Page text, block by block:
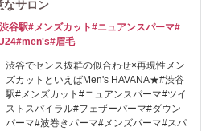
なサロン
谷駅#メンズカット#ニュアンスパーマ#
眉毛
渋谷でセンス抜群の似合わせ×再現性メン
ズカットといえばMen's HAVANA★#渋谷
駅#メンズカット#ニュアンスパーマ#ツイ
ストスパイラル#フェザーパーマ#ダウン
パーマ#波巻きパーマ#メンズパーマ#スパ